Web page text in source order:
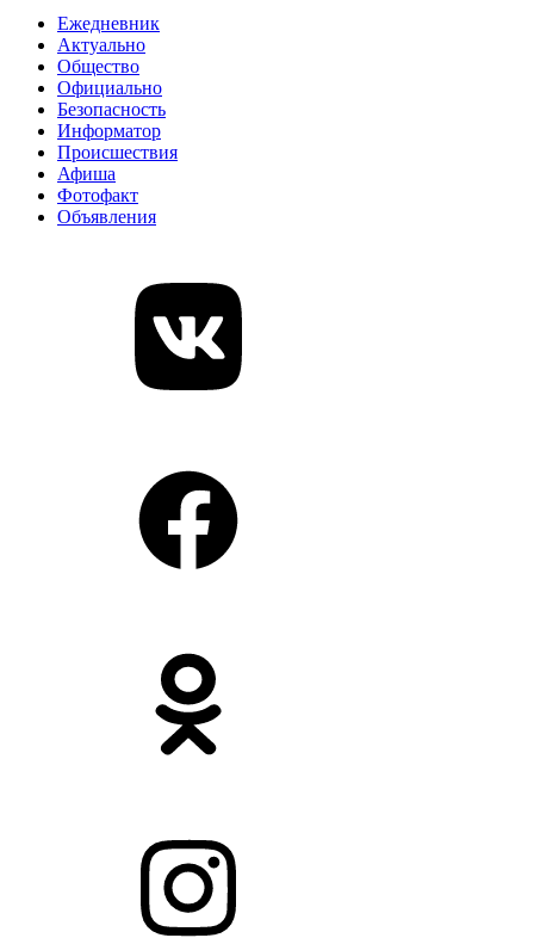
Ежедневник
Актуально
Общество
Официально
Безопасность
Информатор
Происшествия
Афиша
Фотофакт
Объявления